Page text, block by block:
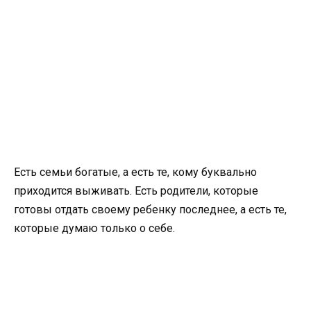
Есть семьи богатые, а есть те, кому буквально
приходится выживать. Есть родители, которые
готовы отдать своему ребенку последнее, а есть те,
которые думаю только о себе.